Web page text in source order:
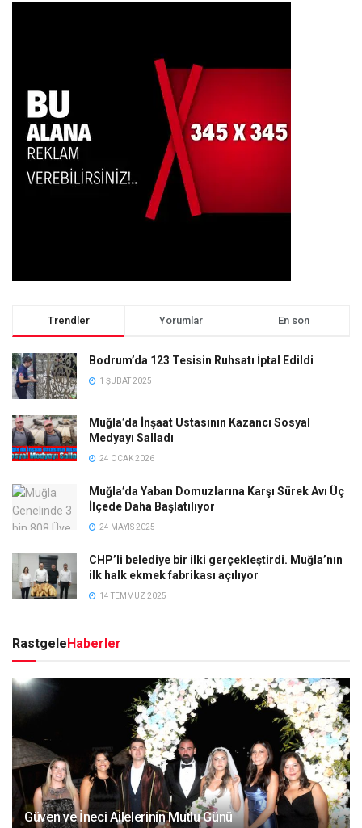
Trendler Yorumlar En son
Bodrum’da 123 Tesisin Ruhsatı İptal Edildi
1 ŞUBAT 2025
Muğla’da İnşaat Ustasının Kazancı Sosyal
Medyayı Salladı
24 OCAK 2026
Muğla’da Yaban Domuzlarına Karşı Sürek Avı Üç
İlçede Daha Başlatılıyor
24 MAYIS 2025
CHP’li belediye bir ilki gerçekleştirdi. Muğla’nın
ilk halk ekmek fabrikası açılıyor
14 TEMMUZ 2025
RastgeleHaberler
Güven ve İneci Ailelerinin Mutlu Günü